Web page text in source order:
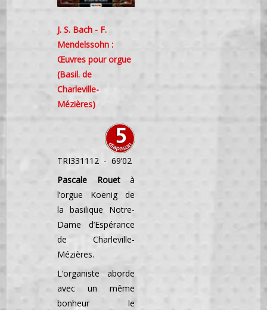
J. S. Bach - F.
Mendelssohn :
Œuvres pour orgue
(Basil. de
Charleville-
Mézières)
TRI331112 - 69’02
Pascale Rouetà
l’orgue Koenig de
la basilique Notre-
Dame d’Espérance
de Charleville-
Mézières.
L’organiste aborde
avec un même
bonheur le